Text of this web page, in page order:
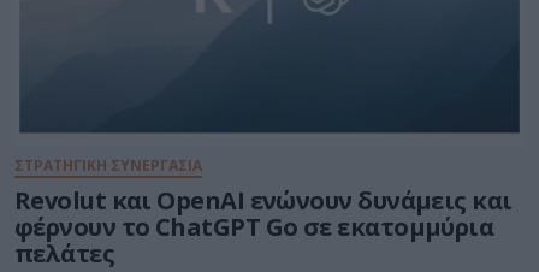
ΣΤΡΑΤΗΓΙΚΗ ΣΥΝΕΡΓΑΣΙΑ
Revolut και OpenAI ενώνουν δυνάμεις και
φέρνουν το ChatGPT Go σε εκατομμύρια
πελάτες